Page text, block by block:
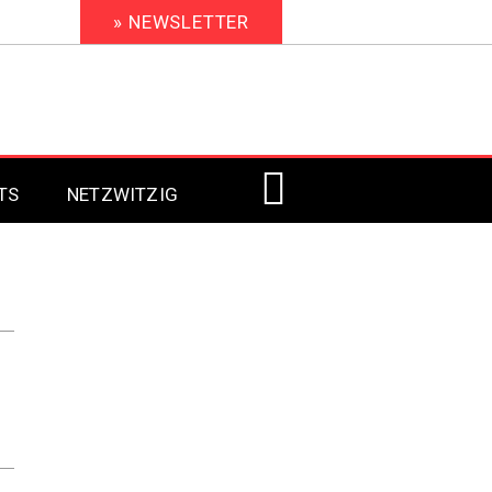
» NEWSLETTER
Signage 2019
NETZWITZIG